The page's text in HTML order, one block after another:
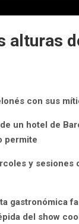
alturas
con sus
un hotel de
permite
y
del show